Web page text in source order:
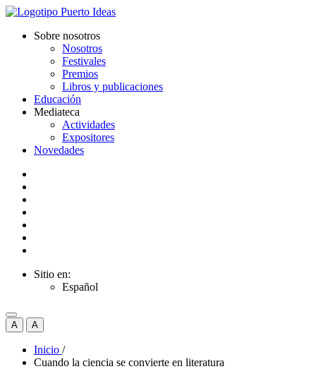
Sobre nosotros
Nosotros
Festivales
Premios
Libros y publicaciones
Educación
Mediateca
Actividades
Expositores
Novedades
Sitio en:
Español
A A
Inicio /
Cuando la ciencia se convierte en literatura